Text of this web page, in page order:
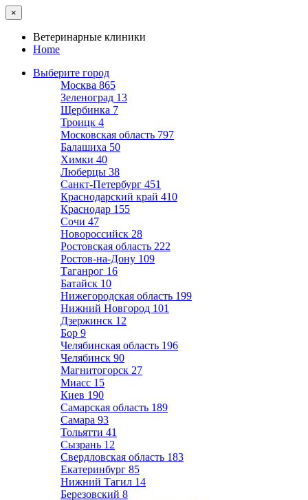
×
Ветеринарные клиники
Home
Выберите город
Москва 865
Зеленоград 13
Щербинка 7
Троицк 4
Московская область 797
Балашиха 50
Химки 40
Люберцы 38
Санкт-Петербург 451
Краснодарский край 410
Краснодар 155
Сочи 47
Новороссийск 28
Ростовская область 222
Ростов-на-Дону 109
Таганрог 16
Батайск 10
Нижегородская область 199
Нижний Новгород 101
Дзержинск 12
Бор 9
Челябинская область 196
Челябинск 90
Магнитогорск 27
Миасс 15
Киев 190
Самарская область 189
Самара 93
Тольятти 41
Сызрань 12
Свердловская область 183
Екатеринбург 85
Нижний Тагил 14
Березовский 8